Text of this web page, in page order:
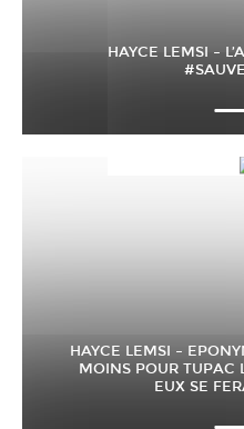
HAYCE LEMSI –
HAYCE LEMSI –
MOINS POUR TUPAC
EUX SE